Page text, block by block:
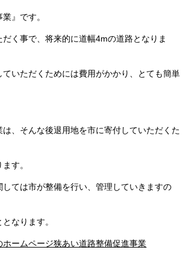
』です。
く事で、将来的に道幅4mの道路となりま
ていただくためには費用がかかり、とても簡単
、そんな後退用地を市に寄付していただくた
す。
しては市が整備を行い、管理していきますの
なります。
ホームページ狭あい道路整備促進事業